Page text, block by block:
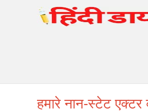
हमारे नान-स्टेट एक्टर